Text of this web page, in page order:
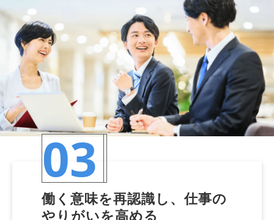
03
働く意味を再認識し、仕事の
やりがいを高める